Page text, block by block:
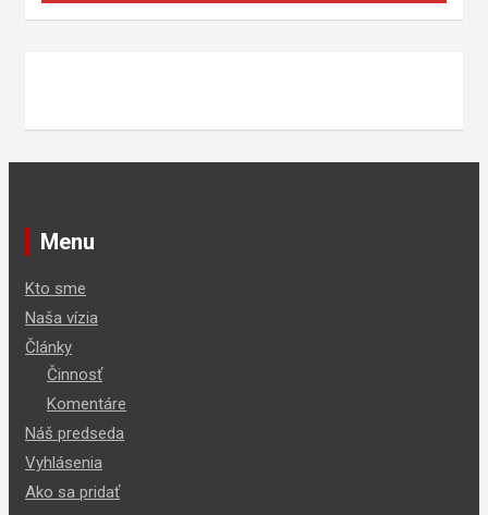
Menu
Kto sme
Naša vízia
Články
Činnosť
Komentáre
Náš predseda
Vyhlásenia
Ako sa pridať